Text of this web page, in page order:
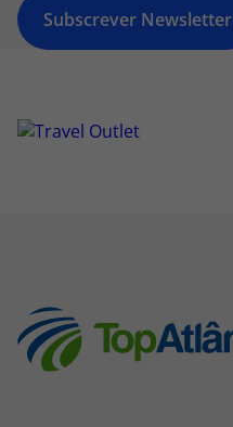
Subscrever Newsletter